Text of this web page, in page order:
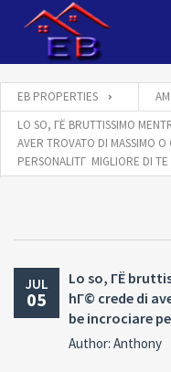
EB PROPERTIES
LO SO, ГЁ BRUTTISSIMO
AVER TROVATO DI MASSIMO
PERSONALITГ MIGLIORE DI TE
JUL
05
Lo so, ГЁ
hГ© crede di
be incrociare
Author: Anthony